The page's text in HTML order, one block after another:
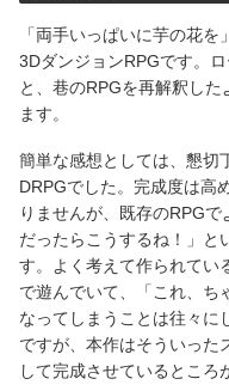
「両手いっぱいに芋の花
3DダンジョンRPGです。
と、巷のRPGを再解釈し
ます。
簡単な感想としては、懇切
DRPGでした。完成度は高
りませんが、既存のRPG
だったらこうするね！」と
す。よく考えて作られてい
で遊んでいて、「これ、ち
なってしまうことは往々に
ですが、本作はそういった
して完成させているところ